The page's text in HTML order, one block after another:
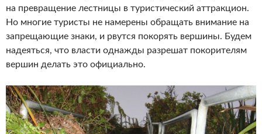
на превращение лестницы в туристический аттракцион.
Но многие туристы не намерены обращать внимание на
запрещающие знаки, и рвутся покорять вершины. Будем
надеяться, что власти однажды разрешат покорителям
вершин делать это официально.